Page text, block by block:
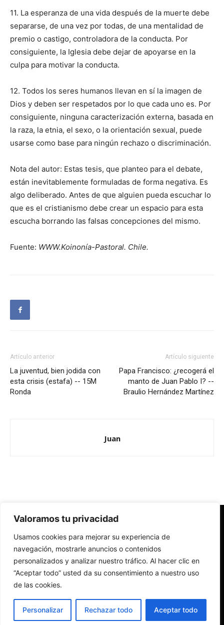
Valoramos tu privacidad
Usamos cookies para mejorar su experiencia de
navegación, mostrarle anuncios o contenidos
personalizados y analizar nuestro tráfico. Al hacer clic en
“Aceptar todo” usted da su consentimiento a nuestro uso
de las cookies.
Personalizar Rechazar todo Aceptar todo
11. La esperanza de una vida después de la muerte debe
separarse, de una vez por todas, de una mentalidad de
premio o castigo, controladora de la conducta. Por
consiguiente, la Iglesia debe dejar de apoyarse en la
culpa para motivar la conducta.
12. Todos los seres humanos llevan en sí la imagen de
Dios y deben ser respetados por lo que cada uno es. Por
consiguiente, ninguna caracterización externa, basada en
la raza, la etnia, el sexo, o la orientación sexual, puede
usarse como base para ningún rechazo o discriminación.
Nota del autor: Estas tesis, que planteo para el debate,
están inevitablemente formuladas de forma negativa. Es
algo deliberado. Antes de que alguien pueda escuchar lo
que es el cristianismo debe crear un espacio para esta
escucha borrando las falsas concepciones del mismo.
Fuente: WWW.Koinonía-Pastoral. Chile.
Artículo anterior
La juventud, bien jodida con
esta crisis (estafa) -- 15M
Ronda
Artículo siguiente
Papa Francisco: ¿recogerá el
manto de Juan Pablo I? --
Braulio Hernández Martínez
Juan
Redes Cristianas
Una mirada alternativa sobre la Iglesia católica y la sociedad
- Colectivos de Redes Cristianas